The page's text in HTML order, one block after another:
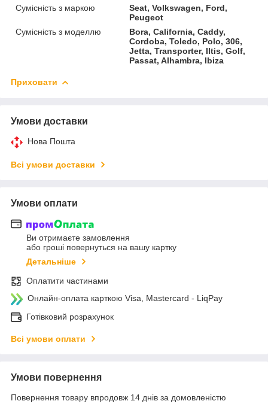
Сумісність з маркою
Seat, Volkswagen, Ford,
Peugeot
Сумісність з моделлю
Bora, California, Caddy,
Cordoba, Toledo, Polo, 306,
Jetta, Transporter, Iltis, Golf,
Passat, Alhambra, Ibiza
Приховати
Умови доставки
Нова Пошта
Всі умови доставки
Умови оплати
Ви отримаєте замовлення
або гроші повернуться на вашу картку
Детальніше
Оплатити частинами
Онлайн-оплата карткою Visa, Mastercard - LiqPay
Готівковий розрахунок
Всі умови оплати
Умови повернення
Повернення товару впродовж 14 днів за домовленістю